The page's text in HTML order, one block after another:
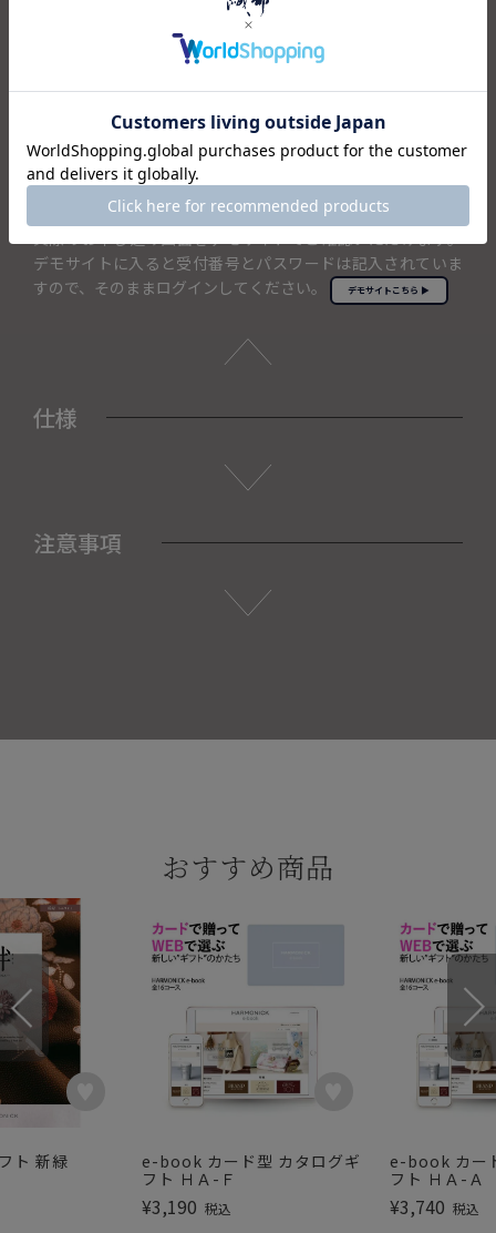
温泉旅行やエステ、乗馬など体験ギフトも充実しておりま
コンパクトなパッケージでスマートにお渡しできます。
スマホやパソコンからいつでも申し込み可能
人気ランキングのチェックや商品検索など便利な機能が充実
しています。
実際のお申し込み画面をデモサイトでご確認いただけます。
デモサイトに入ると受付番号とパスワードは記入されていま
すので、そのままログインしてください。
デモサイトこちら ▶
仕様
注意事項
おすすめ商品
ト 新緑
e-book カード型 カタログギ
フト ＨＡ-Ｆ
¥3,190 税込
e-book カー
フト ＨＡ-Ａ
¥3,740 税込